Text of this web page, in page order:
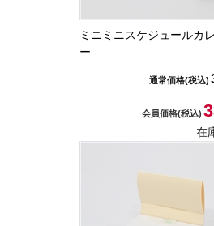
ミニミニスケジュールカ
ー
通常価格(税込)
会員価格(税込)
在